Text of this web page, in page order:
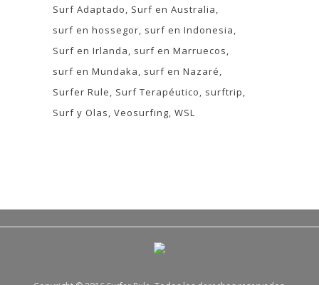
Surf Adaptado
Surf en Australia
surf en hossegor surf en Indonesia
Surf en Irlanda
surf en Marruecos
surf en Mundaka
surf en Nazaré
Surfer Rule
Surf Terapéutico
surftrip
Surf y Olas Veosurfing WSL